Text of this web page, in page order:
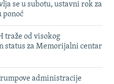
se u subotu, ustavni rok za
ponoć
traže od visokog
status za Memorijalni centar
administracije